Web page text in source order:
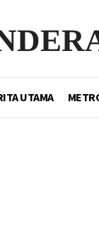
UTAMA